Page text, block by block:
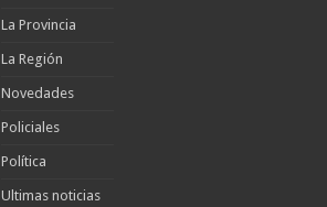
La Provincia
La Región
Novedades
Policiales
Política
Ultimas noticias